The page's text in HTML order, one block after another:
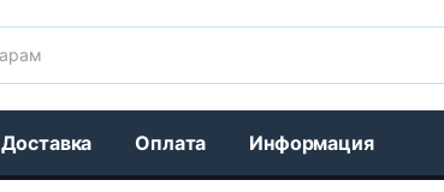
Доставка Оплата Информация